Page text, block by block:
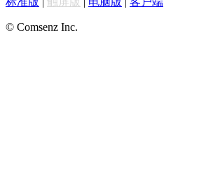
© Comsenz Inc.